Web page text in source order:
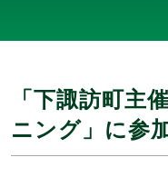
「下諏訪町主
ニング」に参